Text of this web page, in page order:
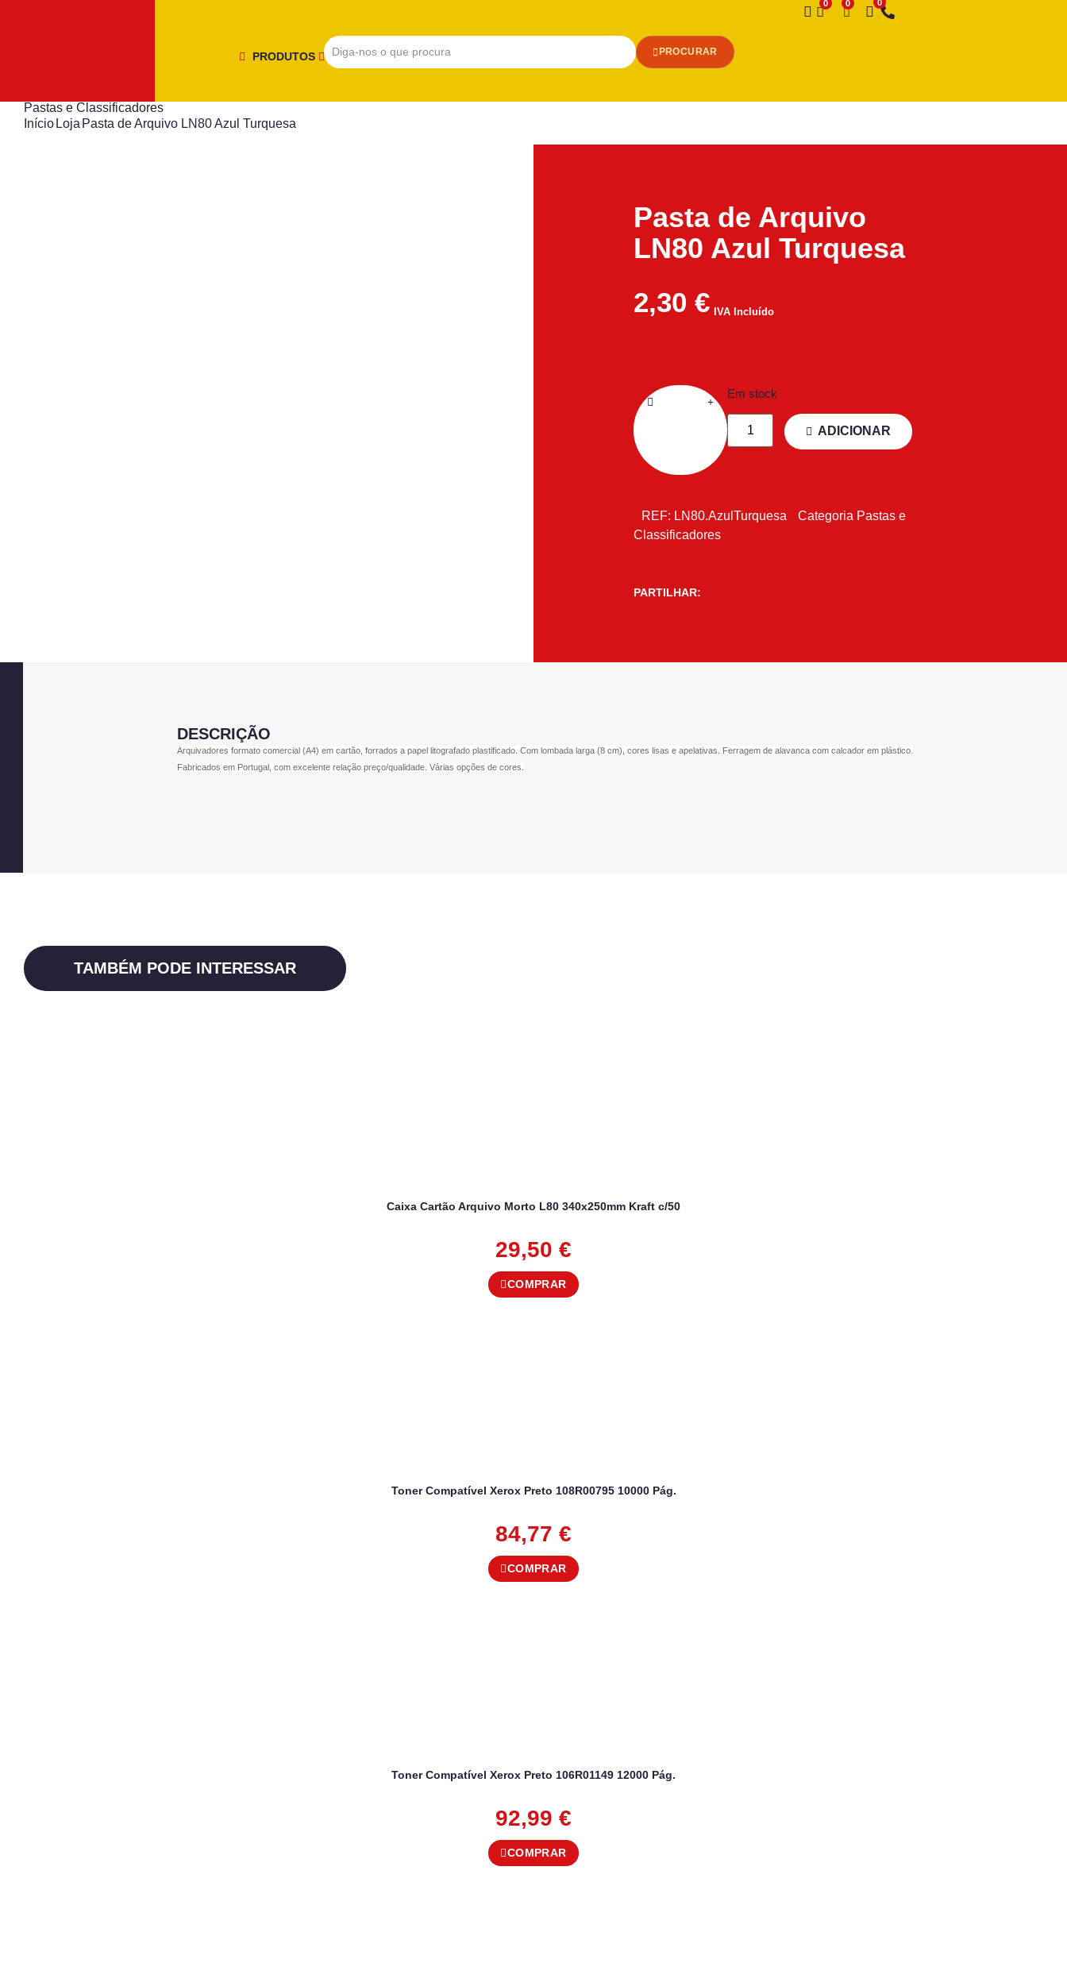
PRODUTOS PROCURAR
Desejo
Pastas e Classificadores
Início Loja Pasta de Arquivo LN80 Azul Turquesa
Pasta de Arquivo
LN80 Azul Turquesa
2,30 € IVA Incluído
Em stock
ADICIONAR
REF: LN80.AzulTurquesa Categoria Pastas e
Classificadores
PARTILHAR:
DESCRIÇÃO
Arquivadores formato comercial (A4) em cartão, forrados a papel litografado plastificado. Com lombada larga (8 cm), cores lisas e apelativas. Ferragem de alavanca com calcador em plástico.
Fabricados em Portugal, com excelente relação preço/qualidade. Várias opções de cores.
TAMBÉM PODE INTERESSAR
Caixa Cartão Arquivo Morto L80 340x250mm Kraft c/50
29,50 €
COMPRAR
Toner Compatível Xerox Preto 108R00795 10000 Pág.
84,77 €
COMPRAR
Toner Compatível Xerox Preto 106R01149 12000 Pág.
92,99 €
COMPRAR